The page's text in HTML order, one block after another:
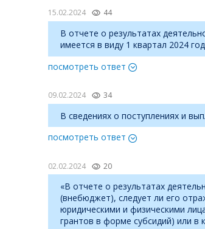
15.02.2024 44
В отчете о результатах
имеется в виду 1 квартал 2024
посмотреть ответ
09.02.2024 34
В сведениях о поступлениях и
посмотреть ответ
02.02.2024 20
«В отчете о результатах
(внебюджет), следует ли его
юридическими и физическими
грантов в форме субсидий) или в